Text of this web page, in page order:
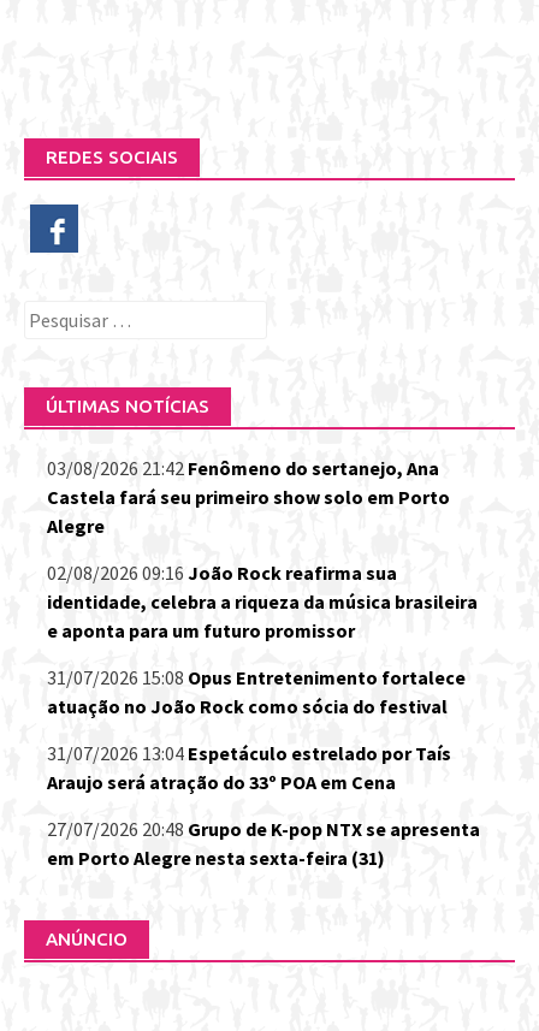
REDES SOCIAIS
Pesquisar
ÚLTIMAS NOTÍCIAS
03/08/2026 21:42 Fenômeno do sertanejo, Ana
Castela fará seu primeiro show solo em Porto
Alegre
02/08/2026 09:16 João Rock reafirma sua
identidade, celebra a riqueza da música brasileira
e aponta para um futuro promissor
31/07/2026 15:08 Opus Entretenimento fortalece
atuação no João Rock como sócia do festival
31/07/2026 13:04 Espetáculo estrelado por Taís
Araujo será atração do 33º POA em Cena
27/07/2026 20:48 Grupo de K-pop NTX se apresenta
em Porto Alegre nesta sexta-feira (31)
ANÚNCIO